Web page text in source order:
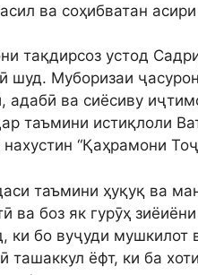
ва соҳибватан
тақдирсоз устод
шуд. Муборизаи
адабӣ ва сиёсиву
таъмини истиқлоли
“Қаҳрамони
таъмини ҳуқуқ ва
ва боз як гурӯҳ
ки бо вуҷуди мушкилот
ташаккул ёфт, ки ба